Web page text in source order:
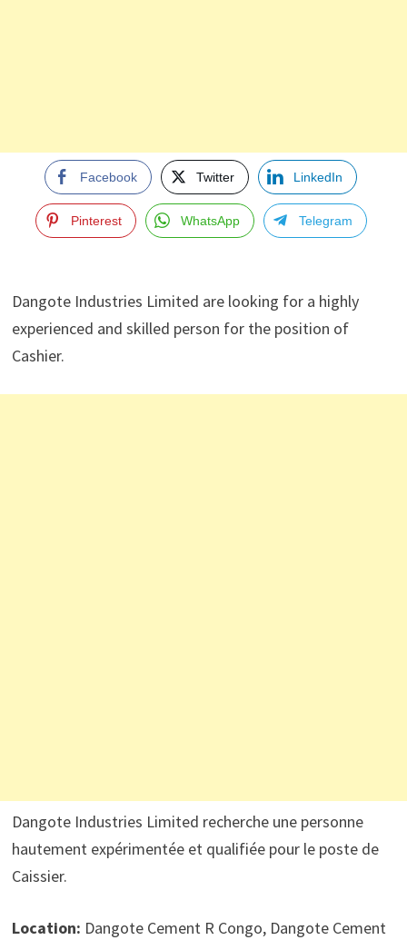
Facebook Twitter LinkedIn
Pinterest WhatsApp Telegram
Dangote Industries Limited are looking for a highly
experienced and skilled person for the position of
Cashier.
Dangote Industries Limited recherche une personne
hautement expérimentée et qualifiée pour le poste de
Caissier.
Location: Dangote Cement R Congo, Dangote Cement